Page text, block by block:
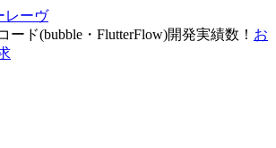
レーヴ
ード(bubble・FlutterFlow)開発実績数！ お